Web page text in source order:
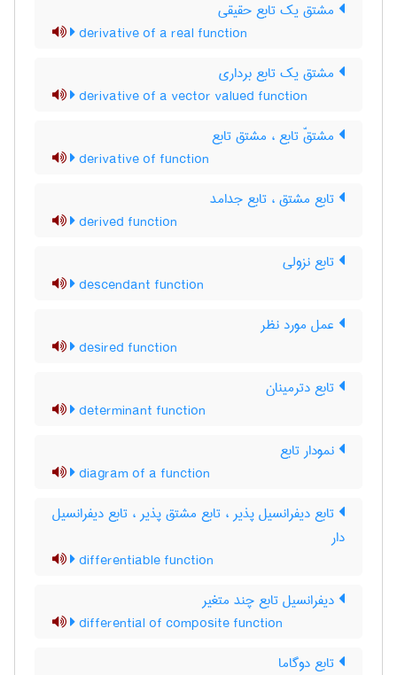
مشتق یک تابع حقیقی
derivative of a real function
مشتق یک تابع برداری
derivative of a vector valued function
مشتقّ تابع ، مشتق تابع
derivative of function
تابع مشتق ، تابع جدامد
derived function
تابع نزولی
descendant function
عمل مورد نظر
desired function
تابع دترمینان
determinant function
نمودار تابع
diagram of a function
تابع دیفرانسیل پذیر ، تابع مشتق پذیر ، تابع دیفرانسیل
دار
differentiable function
دیفرانسیل تابع چند متغیر
differential of composite function
تابع دوگاما